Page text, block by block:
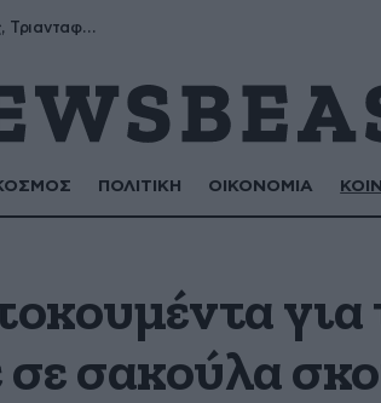
Μύρων, Τριαντάφυλλος, Τριανταφυλλιά, Φυλλιώ, Ρόζα
ΠΟΛΙΤΙΚΗ ΟΙΚΟΝΟΜΙΑ
για
σε σακούλα